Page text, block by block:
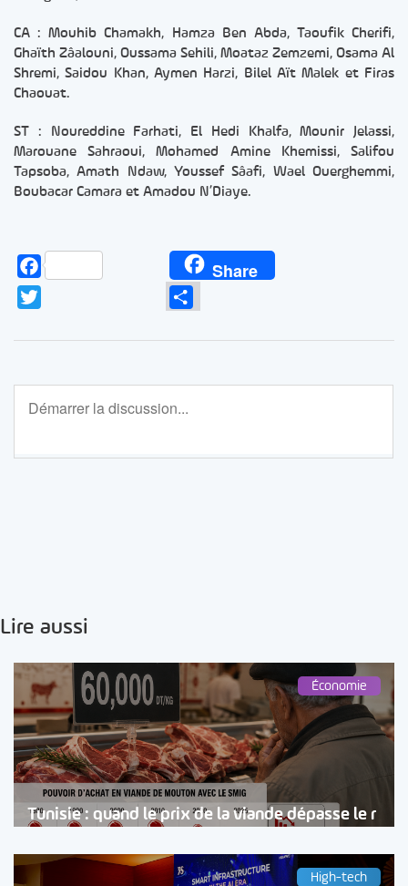
CA : Mouhib Chamakh, Hamza Ben Abda, Taoufik Cherifi,
Ghaïth Zâalouni, Oussama Sehili, Moataz Zemzemi, Osama Al
Shremi, Saidou Khan, Aymen Harzi, Bilel Aït Malek et Firas
Chaouat.
ST : Noureddine Farhati, El Hedi Khalfa, Mounir Jelassi,
Marouane Sahraoui, Mohamed Amine Khemissi, Salifou
Tapsoba, Amath Ndaw, Youssef Sâafi, Wael Ouerghemmi,
Boubacar Camara et Amadou N’Diaye.
Facebook Share
Partager
Lire aussi
Économie
Tunisie : quand le prix de la viande dépasse le r
High-tech